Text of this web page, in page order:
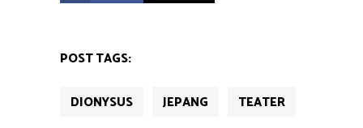
POST TAGS:
DIONYSUS JEPANG TEATER